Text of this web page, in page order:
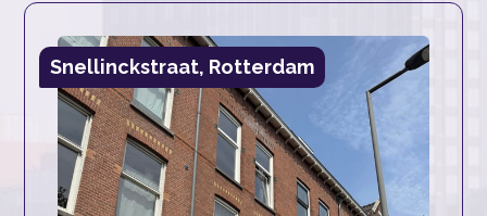
Snellinckstraat, Rotterdam